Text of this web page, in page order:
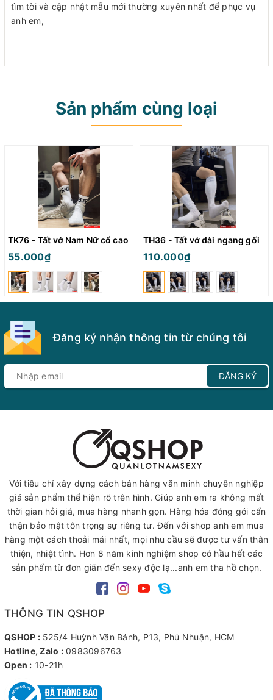
tìm tòi và cập nhật mẫu mới thường xuyên nhất để phục vụ
anh em,
Sản phẩm cùng loại
TK76 - Tất vớ Nam Nữ cổ cao
55.000₫
TH36 - Tất vớ dài ngang gối
110.000₫
Đăng ký nhận thông tin từ chúng tôi
ĐĂNG KÝ
Với tiêu chí xây dựng cách bán hàng văn minh chuyên nghiệp
giá sản phẩm thể hiện rõ trên hình. Giúp anh em ra không mất
thời gian hỏi giá, mua hàng nhanh gọn. Hàng hóa đóng gói cẩn
thận bảo mật tôn trọng sự riêng tư. Đến với shop anh em mua
hàng một cách thoải mái nhất, mọi nhu cầu sẽ được tư vấn thân
thiện, nhiệt tình. Hơn 8 năm kinh nghiệm shop có hầu hết các
sản phẩm từ đơn giãn đến sexy độc lạ...anh em tha hồ chọn.
THÔNG TIN QSHOP
QSHOP : 525/4 Huỳnh Văn Bánh, P13, Phú Nhuận, HCM
Hotline, Zalo : 0983096763
Open : 10-21h